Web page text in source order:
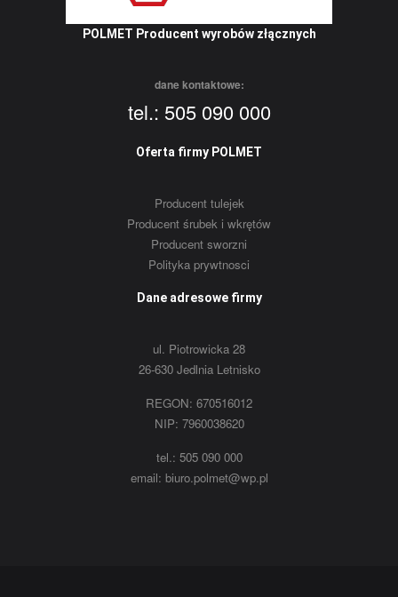
POLMET Producent wyrobów złącznych
dane kontaktowe:
tel.: 505 090 000
Oferta firmy POLMET
Producent tulejek
Producent śrubek i wkrętów
Producent sworzni
Polityka prywtnosci
Dane adresowe firmy
ul. Piotrowicka 28
26-630 Jedlnia Letnisko
REGON: 670516012
NIP: 7960038620
tel.: 505 090 000
email: biuro.polmet@wp.pl